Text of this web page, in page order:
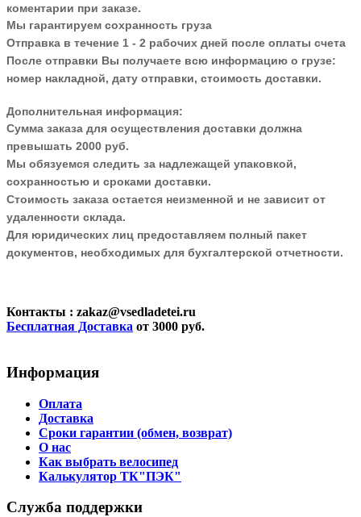
коментарии при заказе.
Мы гарантируем сохранность груза
Отправка в течение 1 - 2 рабочих дней после оплаты счета
После отправки Вы получаете всю информацию о грузе:
номер накладной, дату отправки, стоимость доставки.
Дополнительная информация:
Сумма заказа для осуществления доставки должна
превышать 2000 руб.
Мы обязуемся следить за надлежащей упаковкой,
сохранностью и сроками доставки.
Стоимость заказа остается неизменной и не зависит от
удаленности склада.
Для юридических лиц предоставляем полный пакет
документов, необходимых для бухгалтерской отчетности.
Контакты : zakaz@vsedladetei.ru
Бесплатная Доставка от 3000 руб.
Информация
Оплата
Доставка
Сроки гарантии (обмен, возврат)
О нас
Как выбрать велосипед
Калькулятор ТК"ПЭК"
Служба поддержки